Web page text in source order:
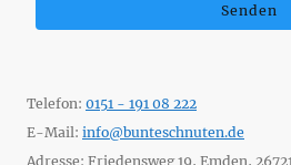
Senden
Telefon: 0151 - 191 08 222
E-Mail: info@bunteschnuten.de
Adresse: Friedensweg 19, Emden,